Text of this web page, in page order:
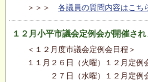
＞＞＞ 各議員の質問内容はこち
１２月小平市議会定例会が開催さ
＜１２月度市議会定例会日程＞
１１月２６日（火曜）１２月定例
２７日（水曜）１２月定例